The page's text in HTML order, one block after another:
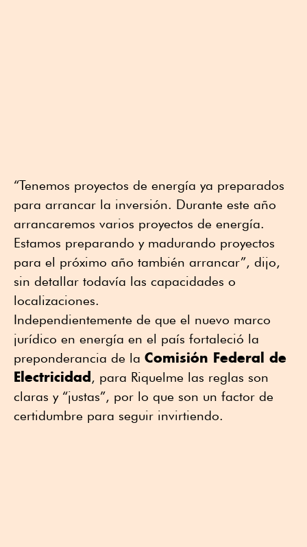
“Tenemos proyectos de energía ya preparados
para arrancar la inversión. Durante este año
arrancaremos varios proyectos de energía.
Estamos preparando y madurando proyectos
para el próximo año también arrancar”, dijo,
sin detallar todavía las capacidades o
localizaciones.
Independientemente de que el nuevo marco
jurídico en energía en el país fortaleció la
preponderancia de la Comisión Federal de
Electricidad , para Riquelme las reglas son
claras y “justas”, por lo que son un factor de
certidumbre para seguir invirtiendo.